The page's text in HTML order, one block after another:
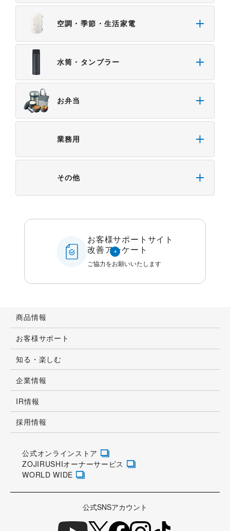
空調・季節・生活家電
水筒・タンブラー
お弁当
業務用
その他
お客様サポートサイト
改善アンケート
ご協力をお願いいたします
商品情報
お客様サポート
知る・楽しむ
企業情報
IR情報
採用情報
公式オンラインストア
ZOJIRUSHIオーナーサービス
WORLD WIDE
公式SNSアカウント